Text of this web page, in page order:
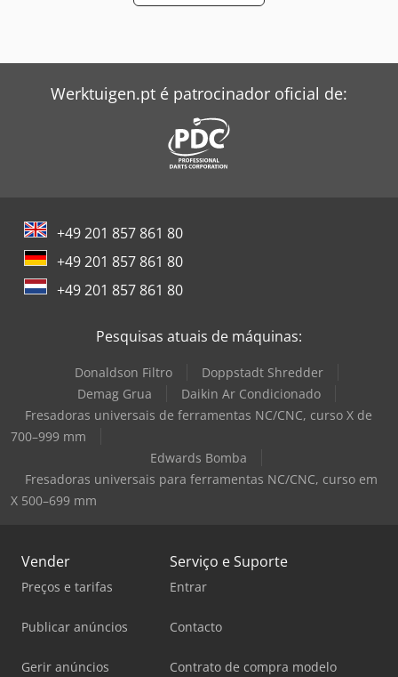
Werktuigen.pt é patrocinador oficial de:
+49 201 857 861 80
+49 201 857 861 80
+49 201 857 861 80
Pesquisas atuais de máquinas:
Donaldson Filtro
Doppstadt Shredder
Demag Grua
Daikin Ar Condicionado
Fresadoras universais de ferramentas NC/CNC, curso X de
700–999 mm
Edwards Bomba
Fresadoras universais para ferramentas NC/CNC, curso em
X 500–699 mm
Vender
Preços e tarifas
Publicar anúncios
Gerir anúncios
Serviço e Suporte
Entrar
Contacto
Contrato de compra modelo